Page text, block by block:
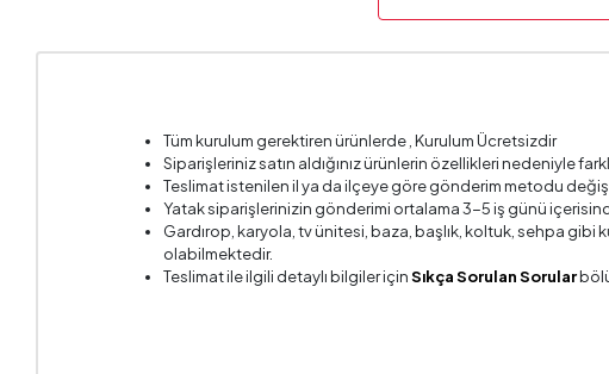
Tüm kurulum gerektiren ürünlerde , Kurulum Ücretsizdir
Siparişleriniz satın aldığınız ürünlerin özellikleri nedeniyle
Teslimat istenilen il ya da ilçeye göre gönderim metodu
Yatak siparişlerinizin gönderimi ortalama 3-5 iş günü
Gardırop, karyola, tv ünitesi, baza, başlık, koltuk, sehpa
olabilmektedir.
Teslimat ile ilgili detaylı bilgiler içinSıkça Sorulan Sorular